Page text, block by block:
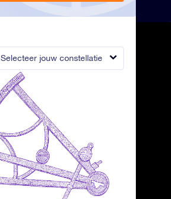
Selecteer jouw constellatie